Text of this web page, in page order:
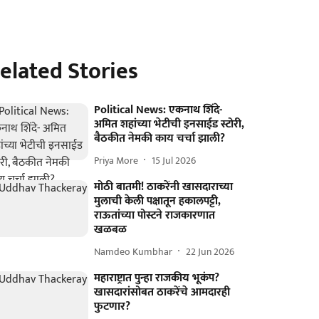
Stories
Political News: एकनाथ शिंदे-
अमित शहांच्या भेटीची इनसाईड स्टोरी,
बैठकीत नेमकी काय चर्चा झाली?
Priya More 15 Jul 2026
मोठी बातमी! ठाकरेंनी खासदाराच्या
मुलाची केली पक्षातून हकालपट्टी,
राऊतांच्या पोस्टने राजकारणात
खळबळ
Namdeo Kumbhar 22 Jun 2026
महाराष्ट्रात पुन्हा राजकीय भूकंप?
खासदारांसोबत ठाकरेंचे आमदारही
फुटणार?